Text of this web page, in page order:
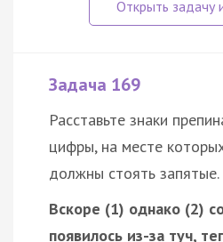
Задача 169
Расставьте знаки
цифры, на месте
должны стоять запятые.
Вскоре (1) однако (2)
появилось из-за туч,